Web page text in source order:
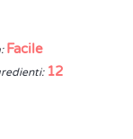
Facile
12